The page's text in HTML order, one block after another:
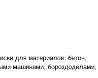
для материалов: бетон,
машинами, бороздоделами,